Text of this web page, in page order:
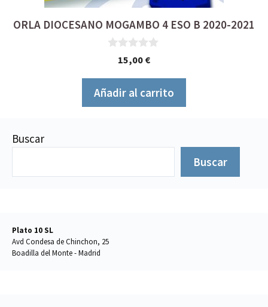
ORLA DIOCESANO MOGAMBO 4 ESO B 2020-2021
15,00 €
Añadir al carrito
Buscar
Buscar
Plato 10 SL
Avd Condesa de Chinchon, 25
Boadilla del Monte - Madrid